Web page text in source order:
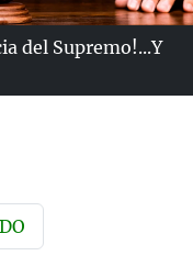
del Supremo!...Y